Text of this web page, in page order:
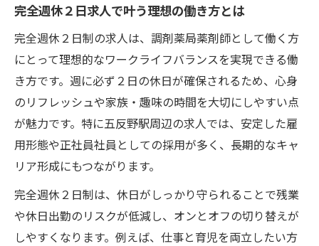
完全週休２日求人が薬剤師の働きやすさを
完全週休２日制で得られるプライベートの
充実
薬剤師が求める完全週休２日求人の条件整
理
働きやすさを重視するなら完全週休２日が魅力
完全週休２日求人で働きやすさを体感しよ
う
完全週休２日求人で叶う理想の働き方とは
完全週休２日制の求人は、調剤薬局薬剤師として働く方
にとって理想的なワークライフバランスを実現できる働
き方です。週に必ず２日の休日が確保されるため、心身
のリフレッシュや家族・趣味の時間を大切にしやすい点
が魅力です。特に五反野駅周辺の求人では、安定した雇
用形態や正社員社員としての採用が多く、長期的なキャ
リア形成にもつながります。
完全週休２日制は、休日がしっかり守られることで残業
や休日出勤のリスクが低減し、オンとオフの切り替えが
しやすくなります。例えば、仕事と育児を両立したい方